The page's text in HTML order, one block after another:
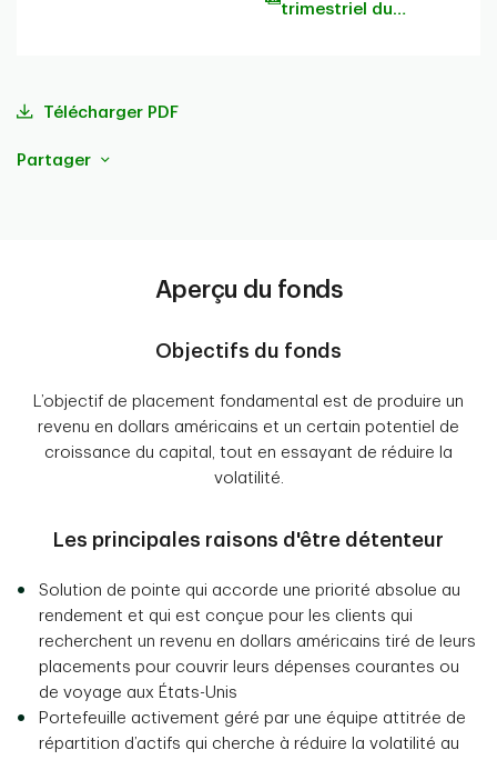
trimestriel du
Télécharger PDF
Partager
Aperçu du fonds
Objectifs du fonds
L’objectif de placement fondamental est de produire un
revenu en dollars américains et un certain potentiel de
croissance du capital, tout en essayant de réduire la
volatilité.
Les principales raisons d'être détenteur
Solution de pointe qui accorde une priorité absolue au
rendement et qui est conçue pour les clients qui
recherchent un revenu en dollars américains tiré de leurs
placements pour couvrir leurs dépenses courantes ou
de voyage aux États-Unis
Portefeuille activement géré par une équipe attitrée de
répartition d’actifs qui cherche à réduire la volatilité au